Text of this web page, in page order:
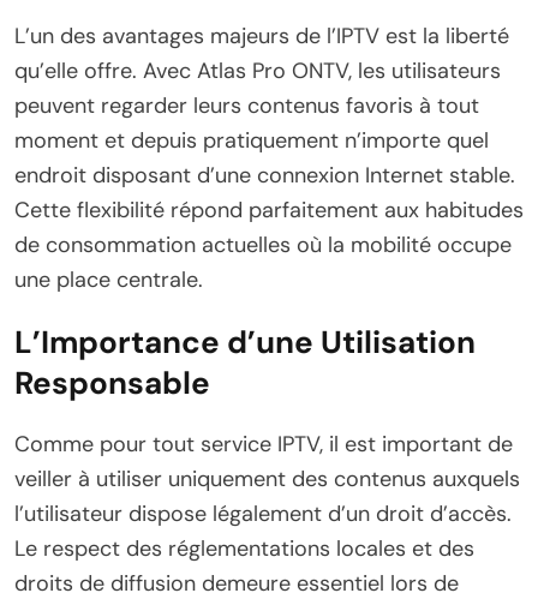
L’un des avantages majeurs de l’IPTV est la liberté
qu’elle offre. Avec Atlas Pro ONTV, les utilisateurs
peuvent regarder leurs contenus favoris à tout
moment et depuis pratiquement n’importe quel
endroit disposant d’une connexion Internet stable.
Cette flexibilité répond parfaitement aux habitudes
de consommation actuelles où la mobilité occupe
une place centrale.
L’Importance d’une Utilisation
Responsable
Comme pour tout service IPTV, il est important de
veiller à utiliser uniquement des contenus auxquels
l’utilisateur dispose légalement d’un droit d’accès.
Le respect des réglementations locales et des
droits de diffusion demeure essentiel lors de